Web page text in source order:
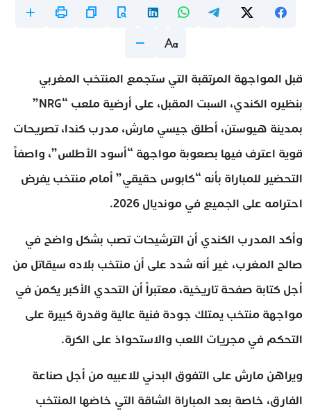
قبل المواجهة المرتقبة التي ستجمع المنتخب المغربي
بنظيره الكندي، السبت المقبل، على أرضية ملعب “NRG”
بمدينة هيوستن، أطلق جيسي مارش، مدرب كندا، تصريحات
قوية اعترف فيها بصعوبة مواجهة “أسود الأطلس”، واصفاً
التحضير للمباراة بأنه “كابوس حقيقي” أمام منتخب يفرض
احترامه على الجميع في مونديال 2026.
وأكد المدرب الكندي أن الترشيحات تصب بشكل واضح في
صالح المغرب، غير أنه شدد على أن منتخب بلاده سيقاتل من
أجل كتابة صفحة تاريخية، معتبراً أن التحدي الأكبر يكمن في
مواجهة منتخب يمتلك جودة فنية عالية وقدرة كبيرة على
التحكم في مجريات اللعب والاستحواذ على الكرة.
ويراهن مارش على التفوق البدني للاعبيه من أجل صناعة
الفارق، خاصة بعد المباراة الشاقة التي خاضها المنتخب